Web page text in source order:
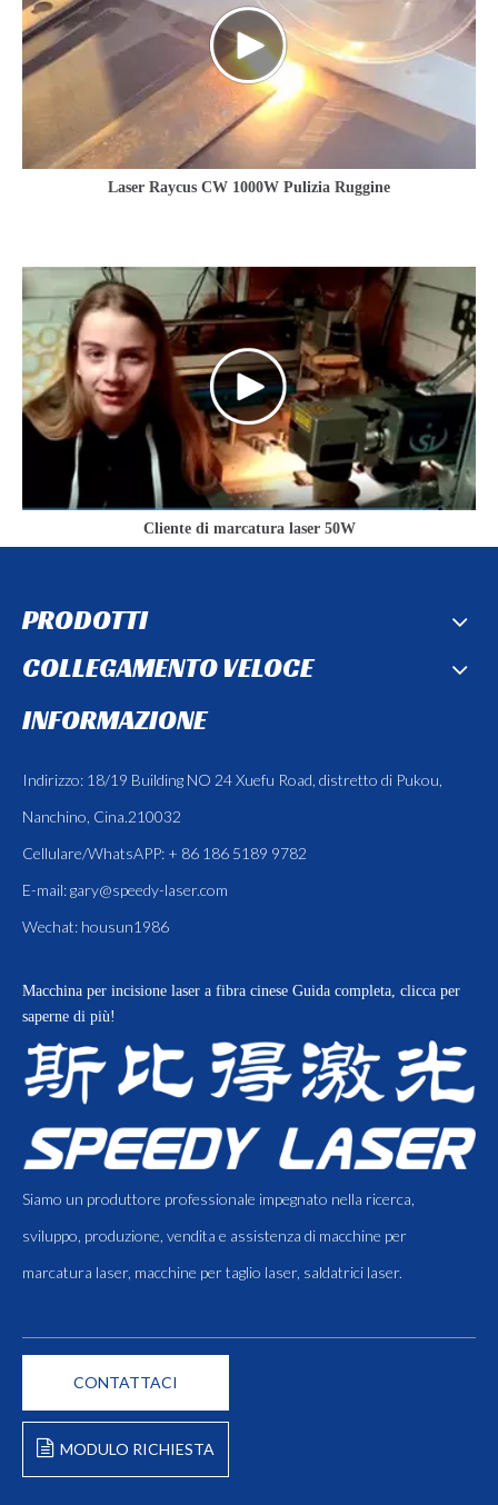
Laser Raycus CW 1000W Pulizia Ruggine
Cliente di marcatura laser 50W
PRODOTTI
COLLEGAMENTO VELOCE
INFORMAZIONE
Indirizzo: 18/19 Building NO 24 Xuefu Road, distretto di Pukou,
Nanchino, Cina.210032
Cellulare/WhatsAPP: + 86 186 5189 9782
E-mail:gary@speedy-laser.com
Wechat: housun1986
Macchina per incisione laser a fibra cinese Guida completa, clicca per
saperne di più!
Siamo un produttore professionale impegnato nella ricerca,
sviluppo, produzione, vendita e assistenza di macchine per
marcatura laser, macchine per taglio laser, saldatrici laser.
CONTATTACI
MODULO RICHIESTA